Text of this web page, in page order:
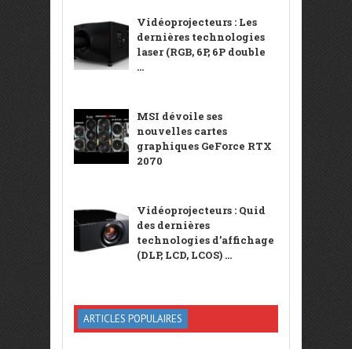
Vidéoprojecteurs : Les
dernières technologies
laser (RGB, 6P, 6P double
...
MSI dévoile ses
nouvelles cartes
graphiques GeForce RTX
2070
Vidéoprojecteurs : Quid
des dernières
technologies d’affichage
(DLP, LCD, LCOS) ...
ARTICLES POPULAIRES